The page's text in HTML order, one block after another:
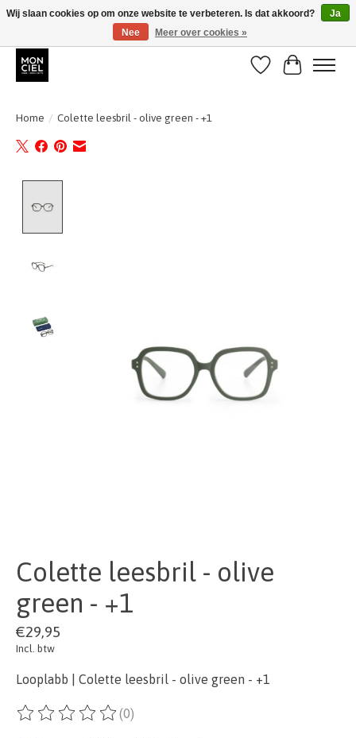
BE + NL : GRATIS VERZENDING van 31/07 t;e.m. 17/8
Verlanglijst
Home / Colette leesbril - olive green - +1
Colette leesbril - olive
green - +1
€29,95
Incl. btw
Looplabb | Colette leesbril - olive green - +1
De beoordeling van dit product is
(0)
Wij slaan cookies op om onze website te verbeteren. Is dat akkoord?
Ja
Nee
Meer over cookies »